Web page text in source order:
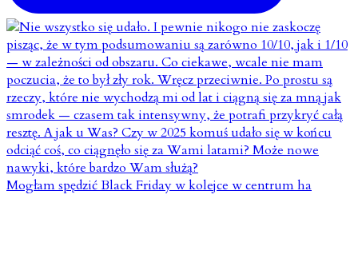
Mogłam spędzić Black Friday w kolejce w centrum ha